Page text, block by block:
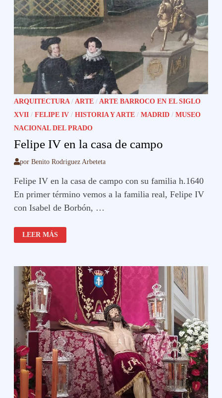
ARQUITECTURA / ARTE / ARTE BARROCO EN EL SIGLO
XVII /FELIPE IV /HISTORIA Y ARTE /MADRID /MUSEO
NACIONAL DEL PRADO
Felipe IV en la casa de campo
porBenito Rodriguez Arbeteta
Felipe IV en la casa de campo con su familia h.1640
En primer término vemos a la familia real, Felipe IV
con Isabel de Borbón, …
FELIPE
IV
EN
DE
CAMPO
LEER MÁS